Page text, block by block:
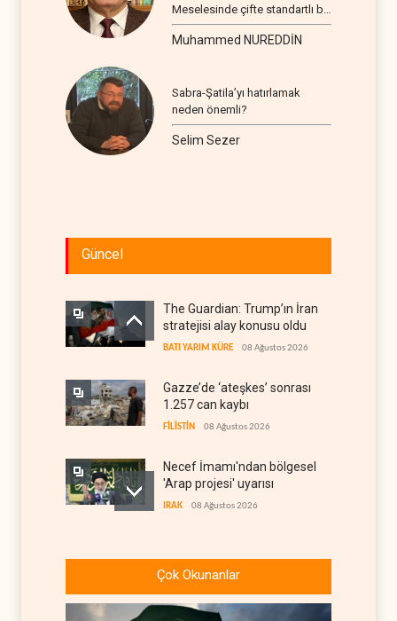
Meselesinde çifte standartlı bir
seyir
Muhammed NUREDDİN
Sabra-Şatila’yı hatırlamak
neden önemli?
Selim Sezer
Güncel
The Guardian: Trump’ın İran
stratejisi alay konusu oldu
BATI YARIM KÜRE 08 Ağustos 2026
Gazze’de ‘ateşkes’ sonrası
1.257 can kaybı
FİLİSTİN 08 Ağustos 2026
Necef İmamı'ndan bölgesel
'Arap projesi' uyarısı
IRAK 08 Ağustos 2026
da yetmedi: Hürmüz’de
gemi vuruldu
Çok Okunanlar